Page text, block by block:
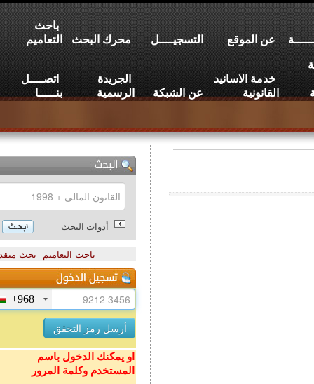
عن الموقع التسجيــــل محرك البحث
باحث
التعاميم
خدمة الاسانيد
القانونية
عن الشبكة
الجريدة
الرسمية
اتصــــل
بنـــــا
أدوات البحث
باحث التعاميم بحث متقدم
+968
او يمكنك الدخول باسم
المستخدم وكلمة المرور